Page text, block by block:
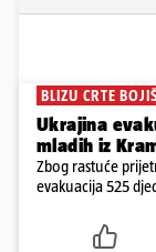
BLIZU CRTE
Ukrajina
mladih iz
Zbog rastuće
evakuacija 525